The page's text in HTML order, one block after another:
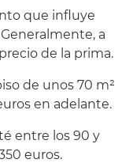
que influye
a
de la prima.
de unos 70 m²
en adelante.
entre los 90 y
euros.